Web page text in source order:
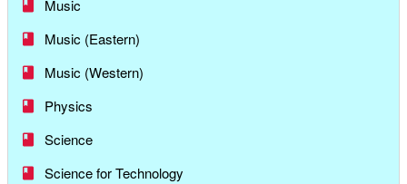
Music
Music (Eastern)
Music (Western)
Physics
Science
Science for Technology